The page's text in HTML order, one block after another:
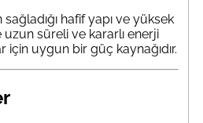
hafif yapı ve yüksek
süreli ve kararlı enerji
için uygun bir güç kaynağıdır.